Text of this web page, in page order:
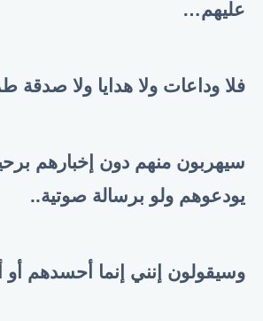
عليهم…
فلا وداعات ولا هدايا ولا صدقة
سيهربون منهم دون إخبارهم
يودعوهم ولو برسالة صوتية..
وسيقولون إنني إنما أحسدهم أو